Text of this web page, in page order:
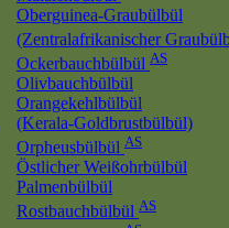
Oberguinea-Graubülbül
(Zentralafrikanischer
Ockerbauchbülbül AS
Olivbauchbülbül
Orangekehlbülbül
(Kerala-Goldbrustbülbül)
Orpheusbülbül AS
Östlicher Weißohrbülbül
Palmenbülbül
Rostbauchbülbül AS